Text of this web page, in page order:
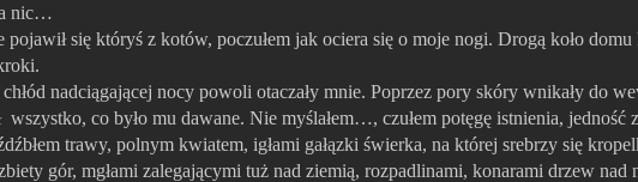
nic…
się któryś z kotów, poczułem jak ociera się o moje nogi. Drogą koło domu
nadciągającej nocy powoli otaczały mnie. Poprzez pory skóry wnikały do
wszystko, co było mu dawane. Nie myślałem…, czułem potęgę istnienia, jedność
trawy, polnym kwiatem, igłami gałązki świerka, na której srebrzy się
gór, mgłami zalegającymi tuż nad ziemią, rozpadlinami, konarami drzew nad